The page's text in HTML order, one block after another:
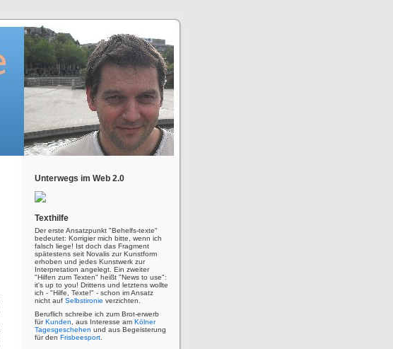
Unterwegs im Web 2.0
Texthilfe
Der erste Ansatzpunkt "Behelfs-texte"
bedeutet: Korrigier mich bitte, wenn ich
falsch liege! Ist doch das Fragment
spätestens seit Novalis zur Kunstform
erhoben und jedes Kunstwerk zur
Interpretation angelegt. Ein zweiter
"Hilfen zum Texten" heißt "News to use":
it's up to you! Drittens und letztens wollte
ich - "Hilfe, Texte!" - schon im Ansatz
nicht auf Selbstironie verzichten.
Beruflich schreibe ich zum Brot-erwerb
fürKunden , aus Interesse am Kölner
Tagesgeschehen und aus Begeisterung
für den Frisbeesport